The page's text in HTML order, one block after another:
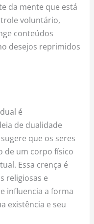
da mente que está
voluntário,
conteúdos
desejos reprimidos
é
de dualidade
que os seres
de um corpo físico
Essa crença é
religiosas e
influencia a forma
existência e seu